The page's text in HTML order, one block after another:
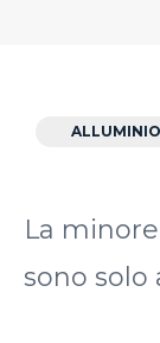
ALLUMINIO
La
sono solo